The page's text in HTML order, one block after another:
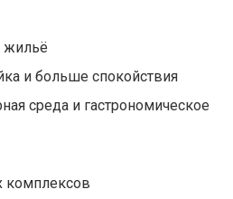
жильё
и больше спокойствия
среда и гастрономическое